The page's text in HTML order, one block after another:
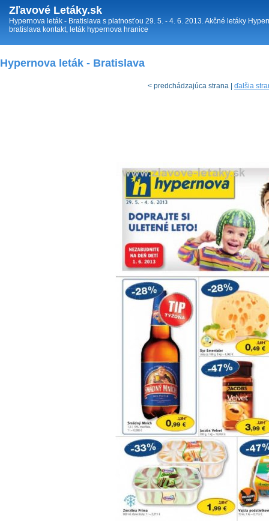
Zľavové Letáky.sk
Hypernova leták - Bratislava s platnosťou 29. 5. - 4. 6. 2013. Akčné letáky
bratislava kontakt, leták hypernova hranice
Hypernova leták - Bratislava
< predchádzajúca strana | ďalšia